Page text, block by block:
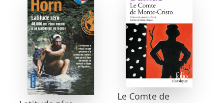
Le Comte de